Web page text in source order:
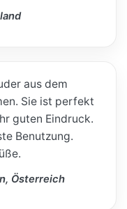
aus dem
Sie ist perfekt
guten Eindruck.
Benutzung.
Österreich